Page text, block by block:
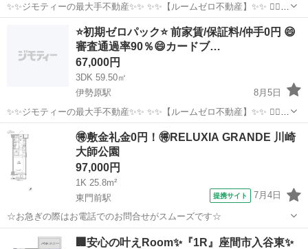
✨✨ジモティーの最大手不動産✨✨ ✨✨【ルームゼロ不動産】✨✨ 🙇‍♂️
🙇‍♂️賃貸の成約件数800件を突破❗️❗️ 🏆🏆🏆🏆🏆🏆🏆🏆🏆🏆🏆🏆 サービ
ス開始からたくさんのお客様に 高評価を頂いて...
本厚木駅 マンション 物件
⭐️初期ゼロパック⭐️ 前家賃/保証料/仲手0円 😄
審査通過率90％😄カードブ…
67,000円
3DK 59.50㎡
伊勢原駅
8月5日
✨✨ジモティーの最大手不動産✨✨ ✨✨【ルームゼロ不動産】✨✨ 🙇‍♂️
🙇‍♂️賃貸の成約件数800件を突破❗️❗️ 🏆🏆🏆🏆🏆🏆🏆🏆🏆🏆🏆🏆 サービ
ス開始からたくさんのお客様に 高評価を頂いて...
神奈川 伊勢原市 伊勢原駅 マンション
🉐敷金礼金0円！🉐RELUXIA GRANDE 川崎
大師公園
97,000円
1K 25.8m²
東門前駅
提携サイト 7月4日
☆お急ぎの際はお電話でのお問合せがスムーズです☆
神奈川 川崎市 東門前駅 マンション
🏢安心の叶えRoom✨『1R』座間市入谷東✨